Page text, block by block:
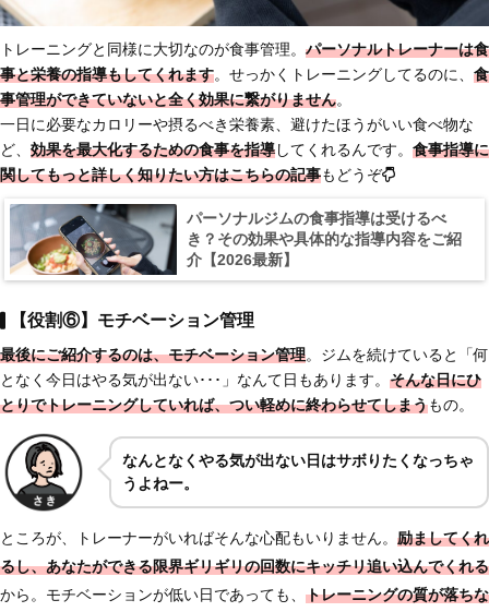
トレーニングと同様に大切なのが食事管理。 パーソナルトレーナーは食
事と栄養の指導もしてくれます。せっかくトレーニングしてるのに、 食
事管理ができていないと全く効果に繋がりません。
一日に必要なカロリーや摂るべき栄養素、避けたほうがいい食べ物な
ど、 効果を最大化するための食事を指導してくれるんです。 食事指導に
関してもっと詳しく知りたい方はこちらの記事もどうぞ
パーソナルジムの食事指導は受けるべ
き？その効果や具体的な指導内容をご紹
介【2026最新】
【役割⑥】モチベーション管理
最後にご紹介するのは、モチベーション管理。ジムを続けていると「何
となく今日はやる気が出ない･･･」なんて日もあります。 そんな日にひ
とりでトレーニングしていれば、つい軽めに終わらせてしまうもの。
なんとなくやる気が出ない日はサボりたくなっちゃ
うよねー。
ところが、トレーナーがいればそんな心配もいりません。 励ましてくれ
るし、あなたができる限界ギリギリの回数にキッチリ追い込んでくれる
から。モチベーションが低い日であっても、 トレーニングの質が落ちな